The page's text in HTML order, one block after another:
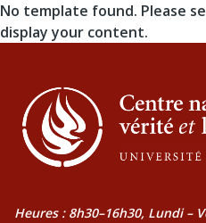
No template found. Please
display your content.
Heures : 8h30–16h30, Lundi –